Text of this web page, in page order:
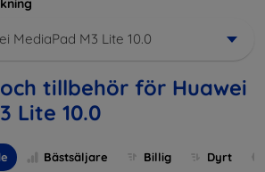
MediaPad M3 Lite 10.0
tillbehör för Huawei
Lite 10.0
Bästsäljare Billig Dyrt